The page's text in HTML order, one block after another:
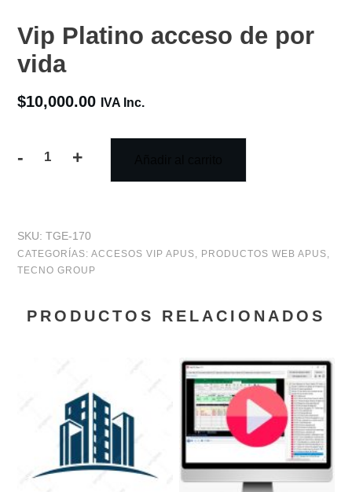
Vip Platino acceso de por
vida
$10,000.00 IVA Inc.
-
de
por
+
SKU: TGE-170
CATEGORÍAS: ACCESOS VIP APUS, PRODUCTOS WEB APUS,
TECNO GROUP
PRODUCTOS RELACIONADOS